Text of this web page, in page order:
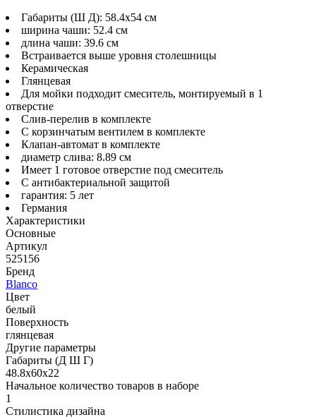
Габариты (Ш Д): 58.4x54 см
ширина чаши: 52.4 см
длина чаши: 39.6 см
Встраивается выше уровня столешницы
Керамическая
Глянцевая
Для мойки подходит смеситель, монтируемый в 1
отверстие
Слив-перелив в комплекте
С корзинчатым вентилем в комплекте
Клапан-автомат в комплекте
диаметр слива: 8.89 см
Имеет 1 готовое отверстие под смеситель
С антибактериальной защитой
гарантия: 5 лет
Германия
Характеристики
Основные
Артикул
525156
Бренд
Blanco
Цвет
белый
Поверхность
глянцевая
Другие параметры
Габариты (Д Ш Г)
48.8х60х22
Начальное количество товаров в наборе
1
Стилистика дизайна